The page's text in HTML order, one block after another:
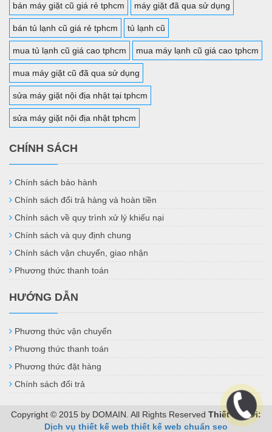
bán máy giặt cũ giá rẻ tphcm máy giặt đã qua sử dụng
bán tủ lạnh cũ giá rẻ tphcm tủ lạnh cũ
mua tủ lạnh cũ giá cao tphcm mua máy lạnh cũ giá cao tphcm
mua máy giặt cũ đã qua sử dụng
sửa máy giặt nội địa nhật tại tphcm
sửa máy giặt nội địa nhật tphcm
CHÍNH SÁCH
Chính sách bảo hành
Chính sách đổi trả hàng và hoàn tiền
Chính sách về quy trình xử lý khiếu nại
Chính sách và quy định chung
Chính sách vận chuyển, giao nhận
Phương thức thanh toán
HƯỚNG DẪN
Phương thức vận chuyển
Phương thức thanh toán
Phương thức đặt hàng
Chính sách đổi trả
Copyright © 2015 by DOMAIN. All Rights Reserved Thiết kế bởi:
Dịch vụ thiết kế web thiết kế web chuẩn seo